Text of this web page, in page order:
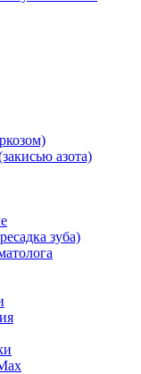
азота)
зуба)